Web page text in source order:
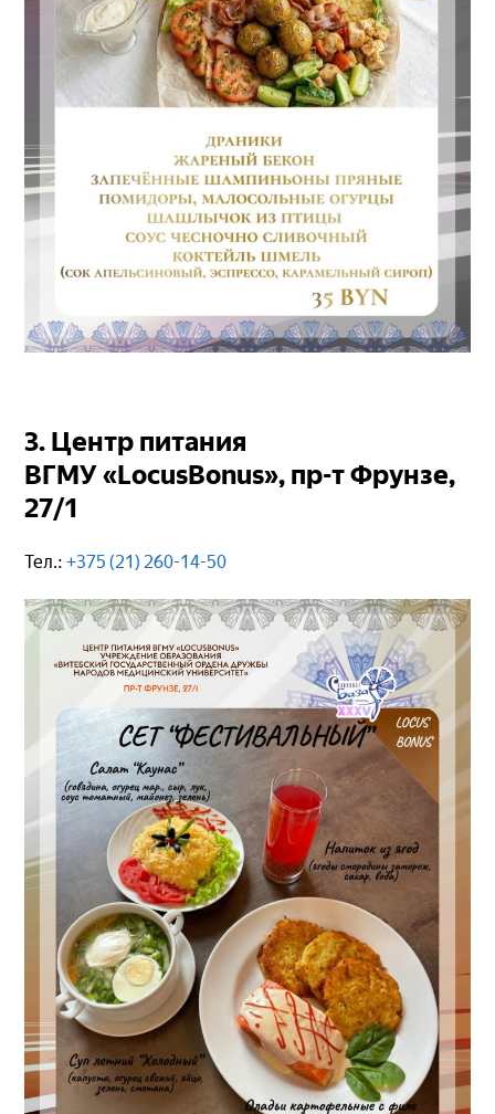
3. Центр питания
ВГМУ «LocusBonus», пр-т Фрунзе,
27/1
Тел.:+375 (21) 260-14-50